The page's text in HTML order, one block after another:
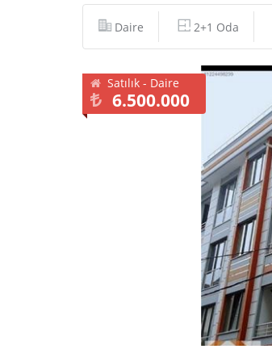
Daire 2+1 Oda
Satılık - Daire
6.500.000